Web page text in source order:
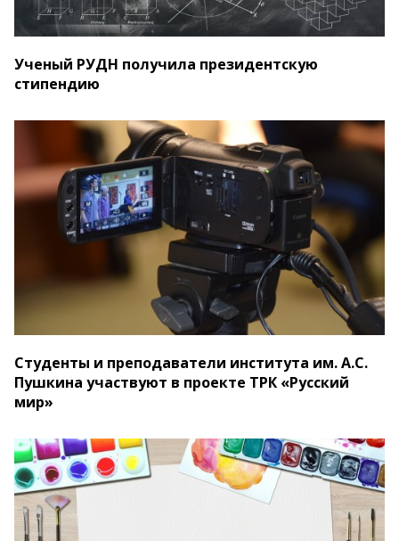
Ученый РУДН получила президентскую
стипендию
Студенты и преподаватели института им. А.С.
Пушкина участвуют в проекте ТРК «Русский
мир»